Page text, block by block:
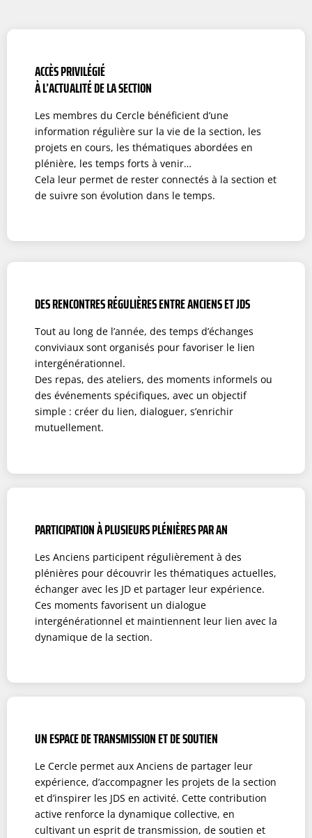
ACCÈS PRIVILÉGIÉ
À L’ACTUALITÉ DE LA SECTION
Les membres du Cercle bénéficient d’une
information régulière sur la vie de la section, les
projets en cours, les thématiques abordées en
plénière, les temps forts à venir…
Cela leur permet de rester connectés à la section et
de suivre son évolution dans le temps.
DES RENCONTRES RÉGULIÈRES ENTRE ANCIENS ET JDS
Tout au long de l’année, des temps d’échanges
conviviaux sont organisés pour favoriser le lien
intergénérationnel.
Des repas, des ateliers, des moments informels ou
des événements spécifiques, avec un objectif
simple : créer du lien, dialoguer, s’enrichir
mutuellement.
PARTICIPATION À PLUSIEURS PLÉNIÈRES PAR AN
Les Anciens participent régulièrement à des
plénières pour découvrir les thématiques actuelles,
échanger avec les JD et partager leur expérience.
Ces moments favorisent un dialogue
intergénérationnel et maintiennent leur lien avec la
dynamique de la section.
UN ESPACE DE TRANSMISSION ET DE SOUTIEN
Le Cercle permet aux Anciens de partager leur
expérience, d’accompagner les projets de la section
et d’inspirer les JDS en activité. Cette contribution
active renforce la dynamique collective, en
cultivant un esprit de transmission, de soutien et